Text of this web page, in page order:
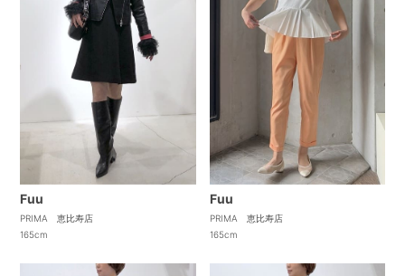
Fuu
PRIMA 恵比寿店
165cm
Fuu
PRIMA 恵比寿店
165cm